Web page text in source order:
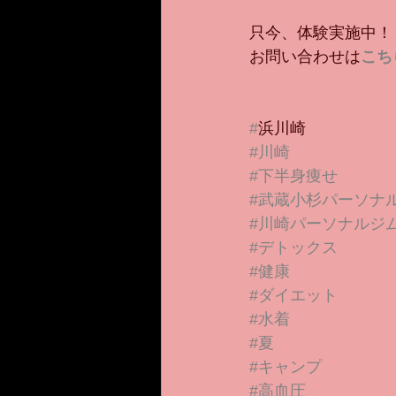
只今、体験実施中！
お問い合わせはこち
#浜川崎
#川崎
#下半身痩せ
#武蔵小杉パーソナ
#川崎パーソナルジ
#デトックス
#健康
#ダイエット
#水着
#夏
#キャンプ
#高血圧